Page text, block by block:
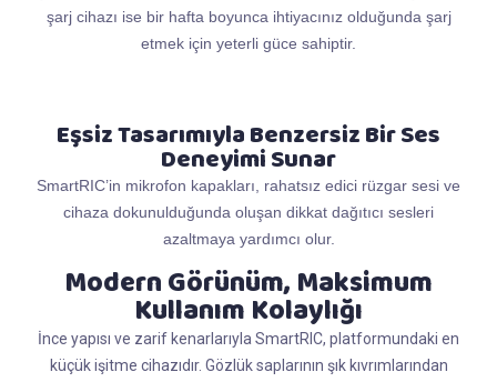
şarj cihazı ise bir hafta boyunca ihtiyacınız olduğunda şarj
etmek için yeterli güce sahiptir.
Eşsiz Tasarımıyla Benzersiz Bir Ses
Deneyimi Sunar
SmartRIC’in mikrofon kapakları, rahatsız edici rüzgar sesi ve
cihaza dokunulduğunda oluşan dikkat dağıtıcı sesleri
azaltmaya yardımcı olur.
Modern Görünüm, Maksimum
Kullanım Kolaylığı
İnce yapısı ve zarif kenarlarıyla SmartRIC, platformundaki en
küçük işitme cihazıdır. Gözlük saplarının şık kıvrımlarından